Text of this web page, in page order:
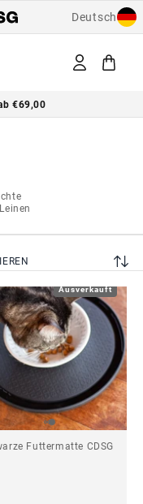
€69,00
Deutsch
Ausverkauft
Futtermatte CDSG